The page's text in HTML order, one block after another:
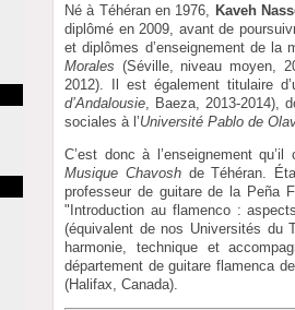
Né à Téhéran en 1976, Kaveh
diplômé en 2009, avant de
et diplômes d’enseignement de
Morales (Séville, niveau moyen,
2012). Il est également titulaire
d’Andalousie , Baeza, 2013-2014),
sociales à l’Université Pablo de
C’est donc à l’enseignement
Musique Chavoshde Téhéran.
professeur de guitare de la Peña
"Introduction au flamenco :
(équivalent de nos Universités du
harmonie, technique et
département de guitare flamenca
(Halifax, Canada).